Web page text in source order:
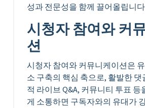
성과 전문성을 함께 끌어올립니
시청자 참여와 커
션
시청자 참여와 커뮤니케이션은
소 구축의 핵심 축으로, 활발한 댓
적 라이브 Q&A, 커뮤니티 투표 등
게 소통하면 구독자와의 유대가